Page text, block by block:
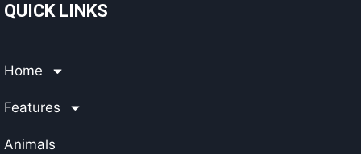
QUICK LINKS
Home
Features
Animals